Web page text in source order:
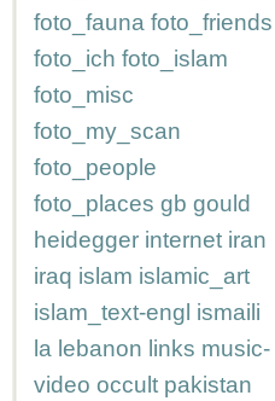
foto_fauna foto_friends
foto_ich foto_islam
foto_misc
foto_my_scan
foto_people
foto_places gb gould
heidegger internet iran
iraq islam islamic_art
islam_text-engl ismaili
la lebanon links music-
video occult pakistan